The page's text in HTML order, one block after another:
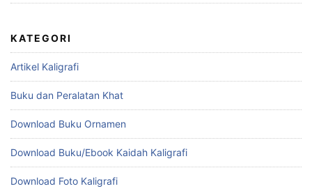
KATEGORI
Artikel Kaligrafi
Buku dan Peralatan Khat
Download Buku Ornamen
Download Buku/Ebook Kaidah Kaligrafi
Download Foto Kaligrafi